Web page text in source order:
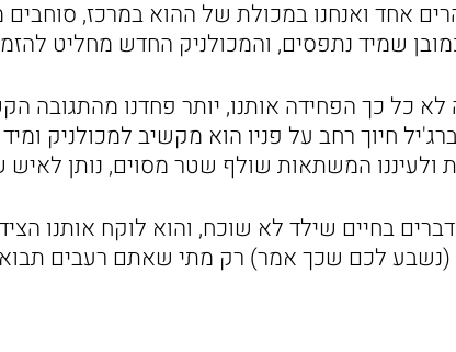
אחד ואנחנו במכולת של ההוא במרכז, סוחבים
שמיד נתפסים, והמכולניק החדש מחליט
כל כך הפחידה אותנו, יותר פחדנו מהתגובה
חיוך רחב על פניו הוא מקשיב למכולניק
ולעיננו המשתאות שולף שטר מסוים, נותן לאיש
בחיים שילד לא שוכח, והוא לוקח אותנו
(נשבע לכם שכך אמר) רק מתי שאתם רעבים